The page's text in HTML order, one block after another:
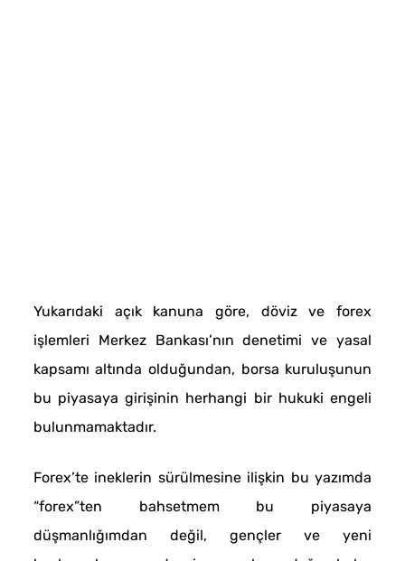
Yukarıdaki açık kanuna göre, döviz ve forex
işlemleri Merkez Bankası’nın denetimi ve yasal
kapsamı altında olduğundan, borsa kuruluşunun
bu piyasaya girişinin herhangi bir hukuki engeli
bulunmamaktadır.
Forex’te ineklerin sürülmesine ilişkin bu yazımda
“forex”ten bahsetmem bu piyasaya
düşmanlığımdan değil, gençler ve yeni